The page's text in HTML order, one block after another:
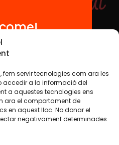
fem servir tecnologies com ara les
a la informació del
a aquestes tecnologies ens
ara el comportament de
en aquest lloc. No donar el
negativament determinades
IN